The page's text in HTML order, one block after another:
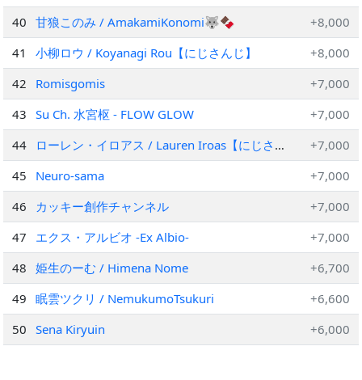
40
甘狼このみ / AmakamiKonomi🐺🍫
+8,000
41
小柳ロウ / Koyanagi Rou【にじさんじ】
+8,000
42
Romisgomis
+7,000
43
Su Ch. 水宮枢 - FLOW GLOW
+7,000
44
ローレン・イロアス / Lauren Iroas【にじさん
じ】
+7,000
45
Neuro-sama
+7,000
46
カッキー創作チャンネル
+7,000
47
エクス・アルビオ -Ex Albio-
+7,000
48
姫生のーむ / Himena Nome
+6,700
49
眠雲ツクリ / NemukumoTsukuri
+6,600
50
Sena Kiryuin +6,000